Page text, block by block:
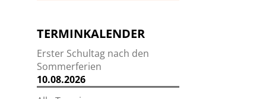
TERMINKALENDER
Erster Schultag nach den
Sommerferien
10.08.2026